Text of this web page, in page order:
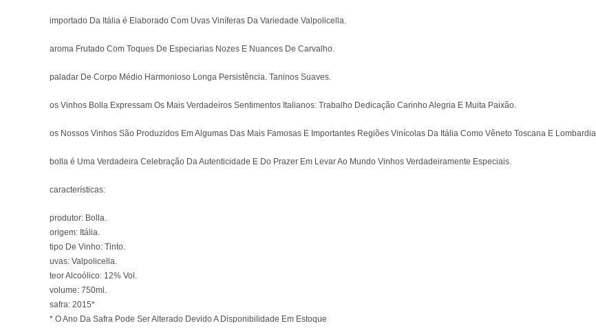
importado Da Itália é Elaborado Com Uvas Viníferas Da Variedade Valpolicella.
aroma Frutado Com Toques De Especiarias Nozes E Nuances De Carvalho.
paladar De Corpo Médio Harmonioso Longa Persistência. Taninos Suaves.
os Vinhos Bolla Expressam Os Mais Verdadeiros Sentimentos Italianos: Trabalho Dedicação Carinho Alegria E Muita Paixão.
os Nossos Vinhos São Produzidos Em Algumas Das Mais Famosas E Importantes Regiões Vinícolas Da Itália Como Vêneto Toscana E Lombardia.
bolla é Uma Verdadeira Celebração Da Autenticidade E Do Prazer Em Levar Ao Mundo Vinhos Verdadeiramente Especiais.
características:
produtor: Bolla.
origem: Itália.
tipo De Vinho: Tinto.
uvas: Valpolicella.
teor Alcoólico: 12% Vol.
volume: 750ml.
safra: 2015*
* O Ano Da Safra Pode Ser Alterado Devido A Disponibilidade Em Estoque